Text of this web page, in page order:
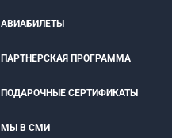
АВИАБИЛЕТЫ
ПАРТНЕРСКАЯ ПРОГРАММА
ПОДАРОЧНЫЕ СЕРТИФИКАТЫ
МЫ В СМИ